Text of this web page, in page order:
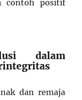
contoh positif
dalam
dan remaja